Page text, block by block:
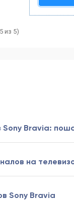
из 5)
Bravia:
на
Sony Bravia